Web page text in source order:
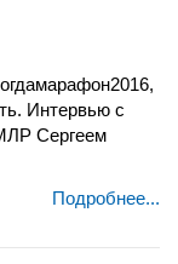
Интервью с
Сергеем
Подробнее...